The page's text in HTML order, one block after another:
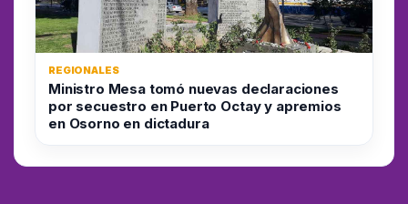
REGIONALES
Ministro Mesa tomó nuevas declaraciones
por secuestro en Puerto Octay y apremios
en Osorno en dictadura